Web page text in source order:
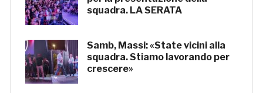
squadra. LA SERATA
Samb, Massi: «State vicini alla
squadra. Stiamo lavorando per
crescere»